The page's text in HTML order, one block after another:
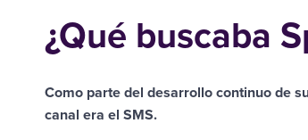
¿Qué buscaba
Como parte del desarrollo continuo de
canal era el SMS.